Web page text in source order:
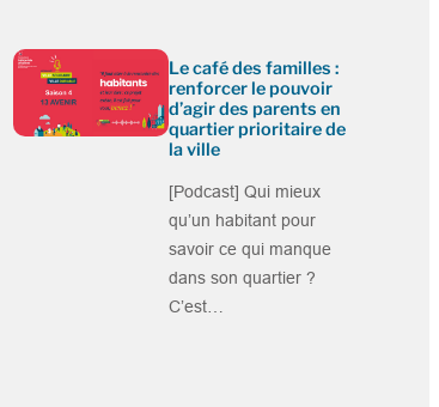
Le café des familles :
renforcer le pouvoir
d’agir des parents en
quartier prioritaire de
la ville
[Podcast] Qui mieux
qu’un habitant pour
savoir ce qui manque
dans son quartier ?
C’est…